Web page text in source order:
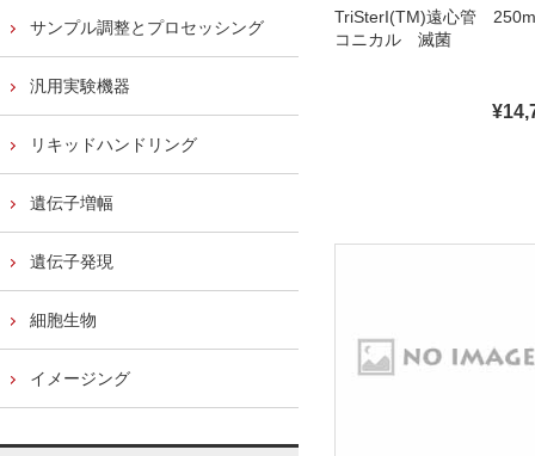
TriSterI(TM)遠心管
コニカル 滅菌
サンプル調整とプロセッシング
汎用実験機器
リキッドハンドリング
遺伝子増幅
遺伝子発現
細胞生物
イメージング